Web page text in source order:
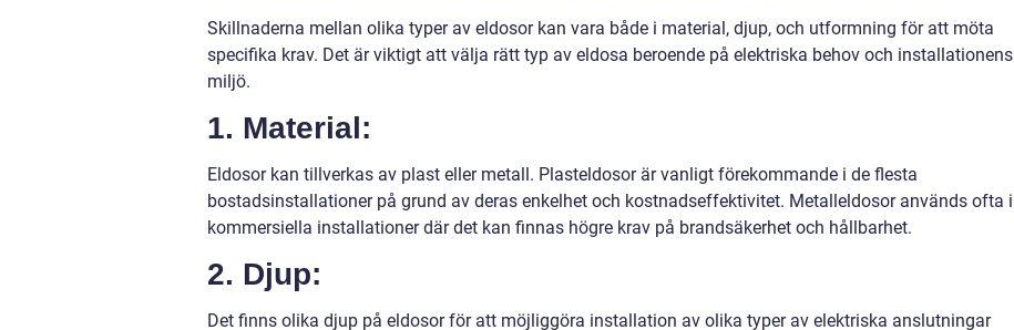
Skillnaderna mellan olika typer av eldosor kan vara både i material, djup, och utformning för att möta
specifika krav. Det är viktigt att välja rätt typ av eldosa beroende på elektriska behov och installationens
miljö.
1. Material:
Eldosor kan tillverkas av plast eller metall. Plasteldosor är vanligt förekommande i de flesta
bostadsinstallationer på grund av deras enkelhet och kostnadseffektivitet. Metalleldosor används ofta i
kommersiella installationer där det kan finnas högre krav på brandsäkerhet och hållbarhet.
2. Djup:
Det finns olika djup på eldosor för att möjliggöra installation av olika typer av elektriska anslutningar